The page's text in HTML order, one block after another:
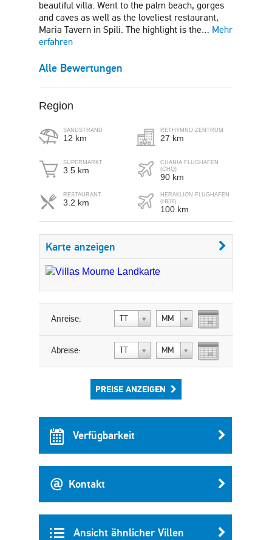
beautiful villa. Went to the palm beach, gorges
and caves as well as the loveliest restaurant,
Maria Tavern in Spili. The highlight is the… Mehr
erfahren
Alle Bewertungen
Region
SANDSTRAND
12 km
SUPERMARKT
3.5 km
RESTAURANT
3.2 km
RETHYMNO ZENTRUM
27 km
CHANIA FLUGHAFEN
(CHQ)
90 km
HERAKLION FLUGHAFEN
(HER)
100 km
Karte anzeigen
Anreise: TT MM
Abreise: TT MM
PREISE ANZEIGEN
Verfügbarkeit
Kontakt
Ansicht ähnlicher Villen